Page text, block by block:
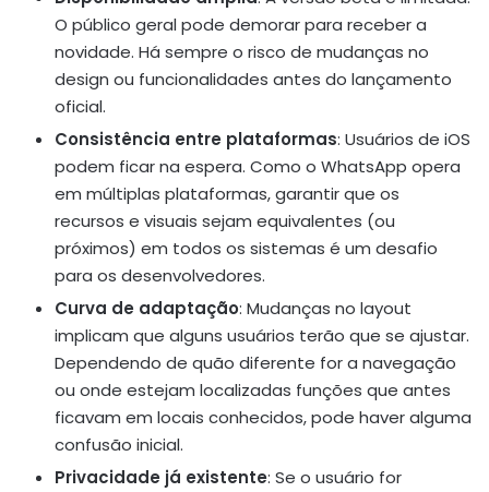
O público geral pode demorar para receber a
novidade. Há sempre o risco de mudanças no
design ou funcionalidades antes do lançamento
oficial.
Consistência entre plataformas: Usuários de iOS
podem ficar na espera. Como o WhatsApp opera
em múltiplas plataformas, garantir que os
recursos e visuais sejam equivalentes (ou
próximos) em todos os sistemas é um desafio
para os desenvolvedores.
Curva de adaptação: Mudanças no layout
implicam que alguns usuários terão que se ajustar.
Dependendo de quão diferente for a navegação
ou onde estejam localizadas funções que antes
ficavam em locais conhecidos, pode haver alguma
confusão inicial.
Privacidade já existente: Se o usuário for